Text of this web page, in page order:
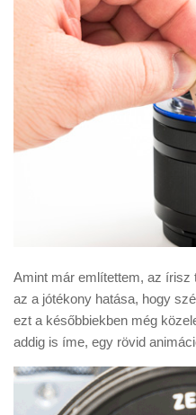
Amint már említettem, az írisz
az a jótékony hatása, hogy
ezt a későbbiekben még
addig is íme, egy rövid